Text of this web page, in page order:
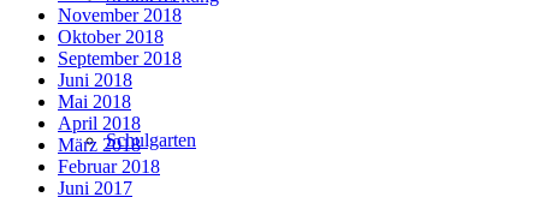
Schulgarten
November 2018
Oktober 2018
September 2018
Juni 2018
Mai 2018
April 2018
März 2018
Februar 2018
Juni 2017